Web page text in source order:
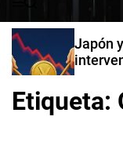
e
n
u
B
u
c
a
Japón
Etiqueta: